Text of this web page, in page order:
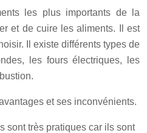
les plus importants de la
et de cuire les aliments. Il est
Il existe différents types de
les fours électriques, les
et ses inconvénients.
sont très pratiques car ils sont